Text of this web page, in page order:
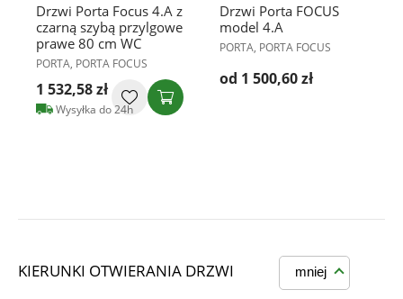
Drzwi Porta Focus 4.A z
czarną szybą przylgowe
prawe 80 cm WC
PORTA, PORTA FOCUS
1 532,58 zł
Wysyłka do 24h
Drzwi Porta FOCUS
model 4.A
PORTA, PORTA FOCUS
od 1 500,60 zł
KIERUNKI OTWIERANIA DRZWI mniej